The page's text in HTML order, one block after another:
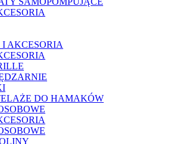
AKCESORIA
DO HAMAKÓW